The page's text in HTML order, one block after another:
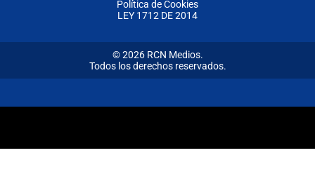
Política de Cookies
LEY 1712 DE 2014
© 2026 RCN Medios.
Todos los derechos reservados.